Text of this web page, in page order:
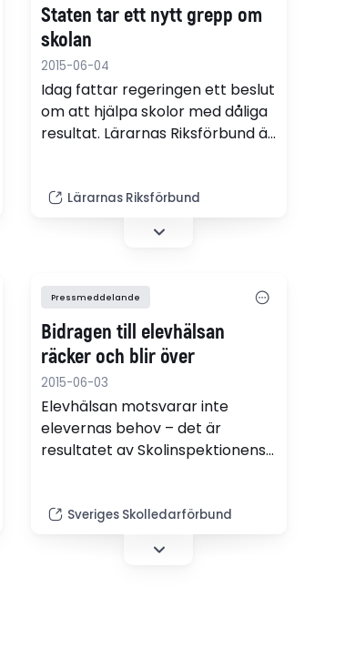
Staten tar ett nytt grepp om
skolan
2015-06-04
Idag fattar regeringen ett beslut
om att hjälpa skolor med dåliga
resultat. Lärarnas Riksförbund är
Lärarnas Riksförbund
Pressmeddelande
Bidragen till elevhälsan
räcker och blir över
2015-06-03
Elevhälsan motsvarar inte
elevernas behov – det är
resultatet av Skolinspektionens
saknas inte. Förra året blev det
60 miljoner kronor över av ett
särskilt statsbidrag till
Sveriges Skolledarförbund